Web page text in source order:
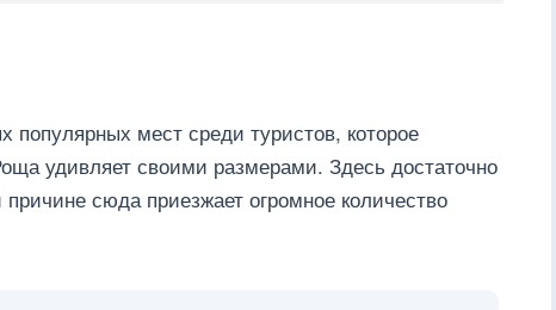
мест среди туристов, которое
удивляет своими размерами. Здесь достаточно
сюда приезжает огромное количество